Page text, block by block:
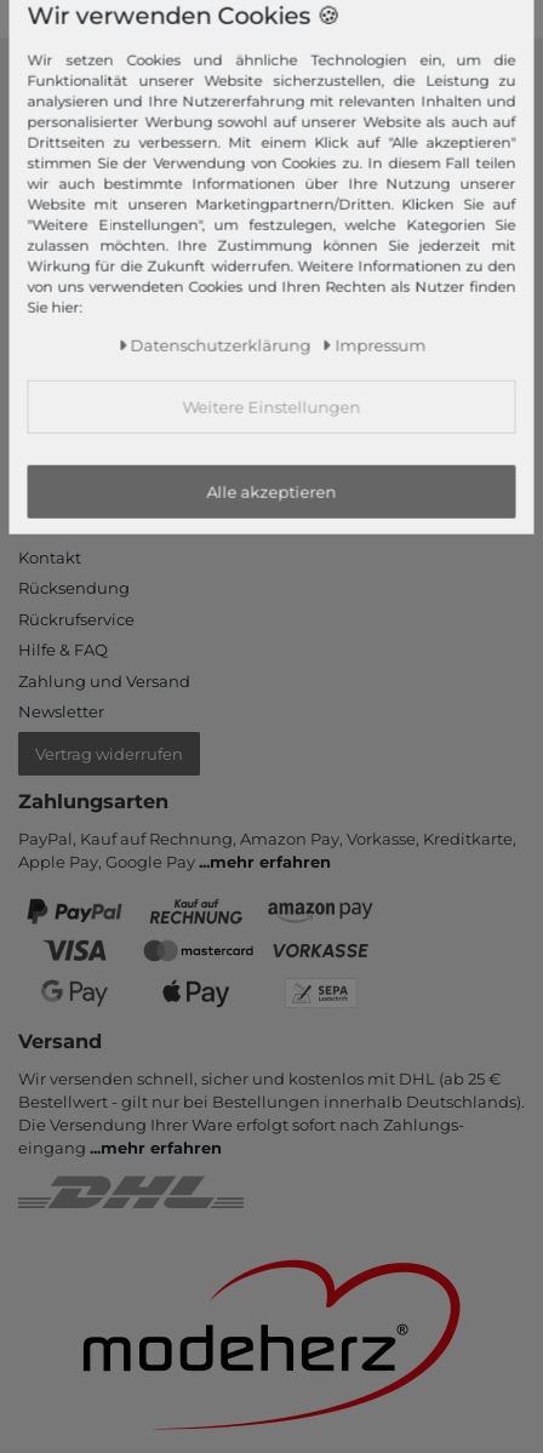
modeherz
Impressum
AGB
Widerrufsrecht
Datenschutzerklärung
Datenschutzeinstellungen
Barrierefreiheitserklärung
Unsere Stores
Informationen
Kontakt
Rücksendung
Rückrufservice
Hilfe & FAQ
Zahlung und Versand
Newsletter
Vertrag widerrufen
Zahlungsarten
PayPal, Kauf auf Rechnung, Amazon Pay, Vor­kasse, Kredit­karte,
Apple Pay, Google Pay...mehr erfahren
Versand
Wir versenden schnell, sicher und kostenlos mit DHL (ab 25 €
Bestell­wert - gilt nur bei Bestel­lungen inner­halb Deutsch­lands).
Die Ver­sendung Ihrer Ware er­folgt sofort nach Zahlungs­
eingang ...mehr erfahren
Wir verwenden Cookies 🍪
Wir setzen Cookies und ähnliche Technologien ein, um die
Funktionalität unserer Website sicherzustellen, die Leistung zu
analysieren und Ihre Nutzererfahrung mit relevanten Inhalten und
personalisierter Werbung sowohl auf unserer Website als auch auf
Drittseiten zu verbessern. Mit einem Klick auf "Alle akzeptieren"
stimmen Sie der Verwendung von Cookies zu. In diesem Fall teilen
wir auch bestimmte Informationen über Ihre Nutzung unserer
Website mit unseren Marketingpartnern/Dritten. Klicken Sie auf
"Weitere Einstellungen", um festzulegen, welche Kategorien Sie
zulassen möchten. Ihre Zustimmung können Sie jederzeit mit
Wirkung für die Zukunft widerrufen. Weitere Informationen zu den
von uns verwendeten Cookies und Ihren Rechten als Nutzer finden
Sie hier:
Daten­schutz­erklärung Impressum
Weitere Einstellungen
Alle akzeptieren